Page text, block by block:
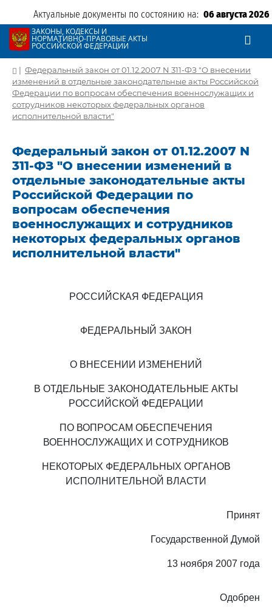
Актуальные документы по состоянию на: 06 августа 2026
ЗАКОНЫ, КОДЕКСЫ И
НОРМАТИВНО-ПРАВОВЫЕ АКТЫ
РОССИЙСКОЙ ФЕДЕРАЦИИ
| Федеральный закон от 01.12.2007 N 311-ФЗ "О внесении
изменений в отдельные законодательные акты Российской
Федерации по вопросам обеспечения военнослужащих и
сотрудников некоторых федеральных органов
исполнительной власти"
Федеральный закон от 01.12.2007 N
311-ФЗ "О внесении изменений в
отдельные законодательные акты
Российской Федерации по
вопросам обеспечения
военнослужащих и сотрудников
некоторых федеральных органов
исполнительной власти"
РОССИЙСКАЯ ФЕДЕРАЦИЯ
ФЕДЕРАЛЬНЫЙ ЗАКОН
О ВНЕСЕНИИ ИЗМЕНЕНИЙ
В ОТДЕЛЬНЫЕ ЗАКОНОДАТЕЛЬНЫЕ АКТЫ
РОССИЙСКОЙ ФЕДЕРАЦИИ
ПО ВОПРОСАМ ОБЕСПЕЧЕНИЯ
ВОЕННОСЛУЖАЩИХ И СОТРУДНИКОВ
НЕКОТОРЫХ ФЕДЕРАЛЬНЫХ ОРГАНОВ
ИСПОЛНИТЕЛЬНОЙ ВЛАСТИ
Принят
Государственной Думой
13 ноября 2007 года
Одобрен